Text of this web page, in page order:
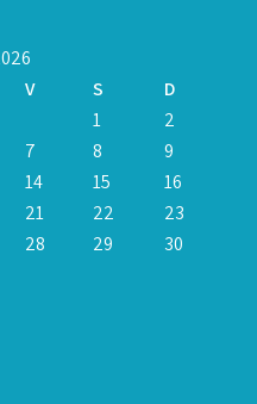
V S
D
1
2
7 8
9
14 15
16
21 22
23
28 29
30